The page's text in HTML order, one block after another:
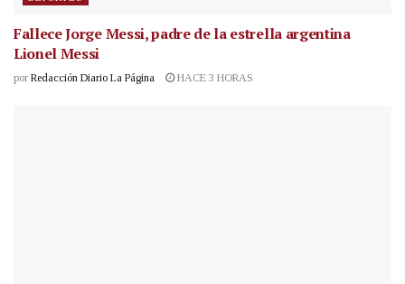
Fallece Jorge Messi, padre de la estrella argentina
Lionel Messi
por Redacción Diario La Página HACE 3 HORAS